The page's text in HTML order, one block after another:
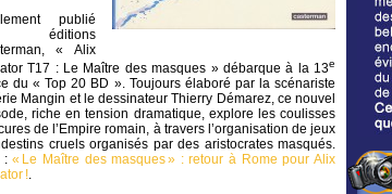
publié
éditions
« Alix
T17 : Le Maître des masques » débarque à la 13e
du « Top 20 BD ». Toujours élaboré par la scénariste
Mangin et le dessinateur Thierry Démarez, ce nouvel
riche en tension dramatique, explore les coulisses
de l’Empire romain, à travers l’organisation de jeux
cruels organisés par des aristocrates masqués.
:« Le Maître des masques » : retour à Rome pour Alix
!.